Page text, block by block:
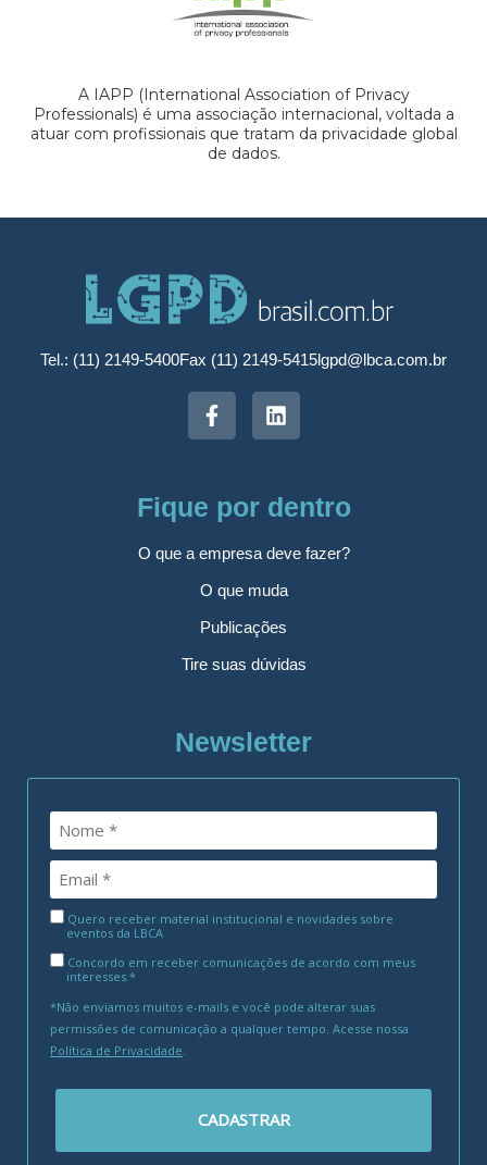
A IAPP (International Association of Privacy
Professionals) é uma associação internacional, voltada a
atuar com profissionais que tratam da privacidade global
de dados.
Tel.: (11) 2149-5400Fax (11) 2149-5415lgpd@lbca.com.br
Fique por dentro
O que a empresa deve fazer?
O que muda
Publicações
Tire suas dúvidas
Newsletter
Quero receber material institucional e novidades sobre
eventos da LBCA
Concordo em receber comunicações de acordo com meus
interesses.*
*Não enviamos muitos e-mails e você pode alterar suas
permissões de comunicação a qualquer tempo. Acesse nossa
Política de Privacidade
CADASTRAR